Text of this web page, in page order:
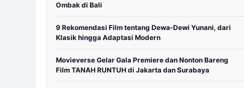
Ombak di Bali
9 Rekomendasi Film tentang Dewa-Dewi Yunani, dari
Klasik hingga Adaptasi Modern
Movieverse Gelar Gala Premiere dan Nonton Bareng
Film TANAH RUNTUH di Jakarta dan Surabaya